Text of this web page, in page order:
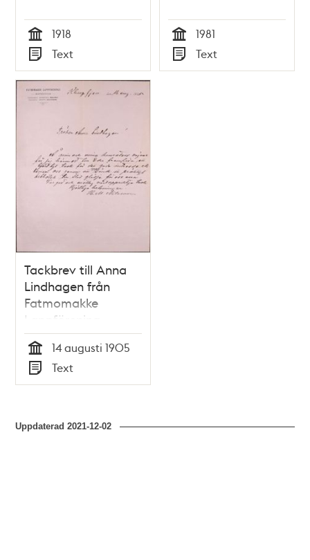
Tid
1918
Typ
Text Tid
1981
Typ
Text
Tackbrev till Anna
Lindhagen från
Fatmomakke
Lappförening
Tid
14 augusti 1905
Typ
Text
Uppdaterad2021-12-02